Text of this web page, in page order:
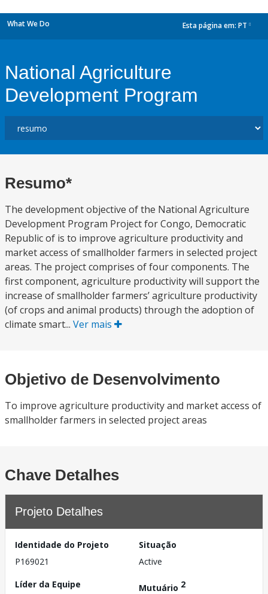
What We Do Esta página em: PT
National Agriculture
Development Program
Resumo*
The development objective of the National Agriculture
Development Program Project for Congo, Democratic
Republic of is to improve agriculture productivity and
market access of smallholder farmers in selected project
areas. The project comprises of four components. The
first component, agriculture productivity will support the
increase of smallholder farmers’ agriculture productivity
(of crops and animal products) through the adoption of
climate smart... Ver mais
Objetivo de Desenvolvimento
To improve agriculture productivity and market access of
smallholder farmers in selected project areas
Chave Detalhes
Projeto Detalhes
Identidade do Projeto
P169021
Situação
Active
Líder da Equipe
Mutuário 2